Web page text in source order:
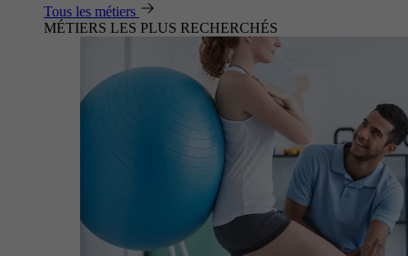
Tous les métiers
MÉTIERS LES PLUS RECHERCHÉS